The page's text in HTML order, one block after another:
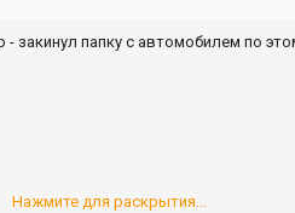
папку с автомобилем по
Нажмите для раскрытия...